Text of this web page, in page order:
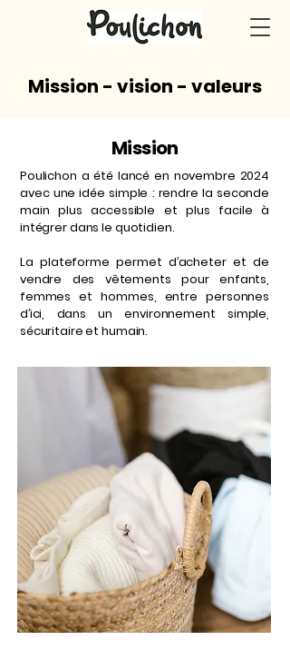
Mission - vision - valeurs
Mission
Poulichon a été lancé en novembre 2024
avec une idée simple : rendre la seconde
main plus accessible et plus facile à
intégrer dans le quotidien.
La plateforme permet d’acheter et de
vendre des vêtements pour enfants,
femmes et hommes, entre personnes
d’ici, dans un environnement simple,
sécuritaire et humain.
L’objectif est de simplifier la revente, tout
en offrant une alternative concrète à la
consommation rapide.